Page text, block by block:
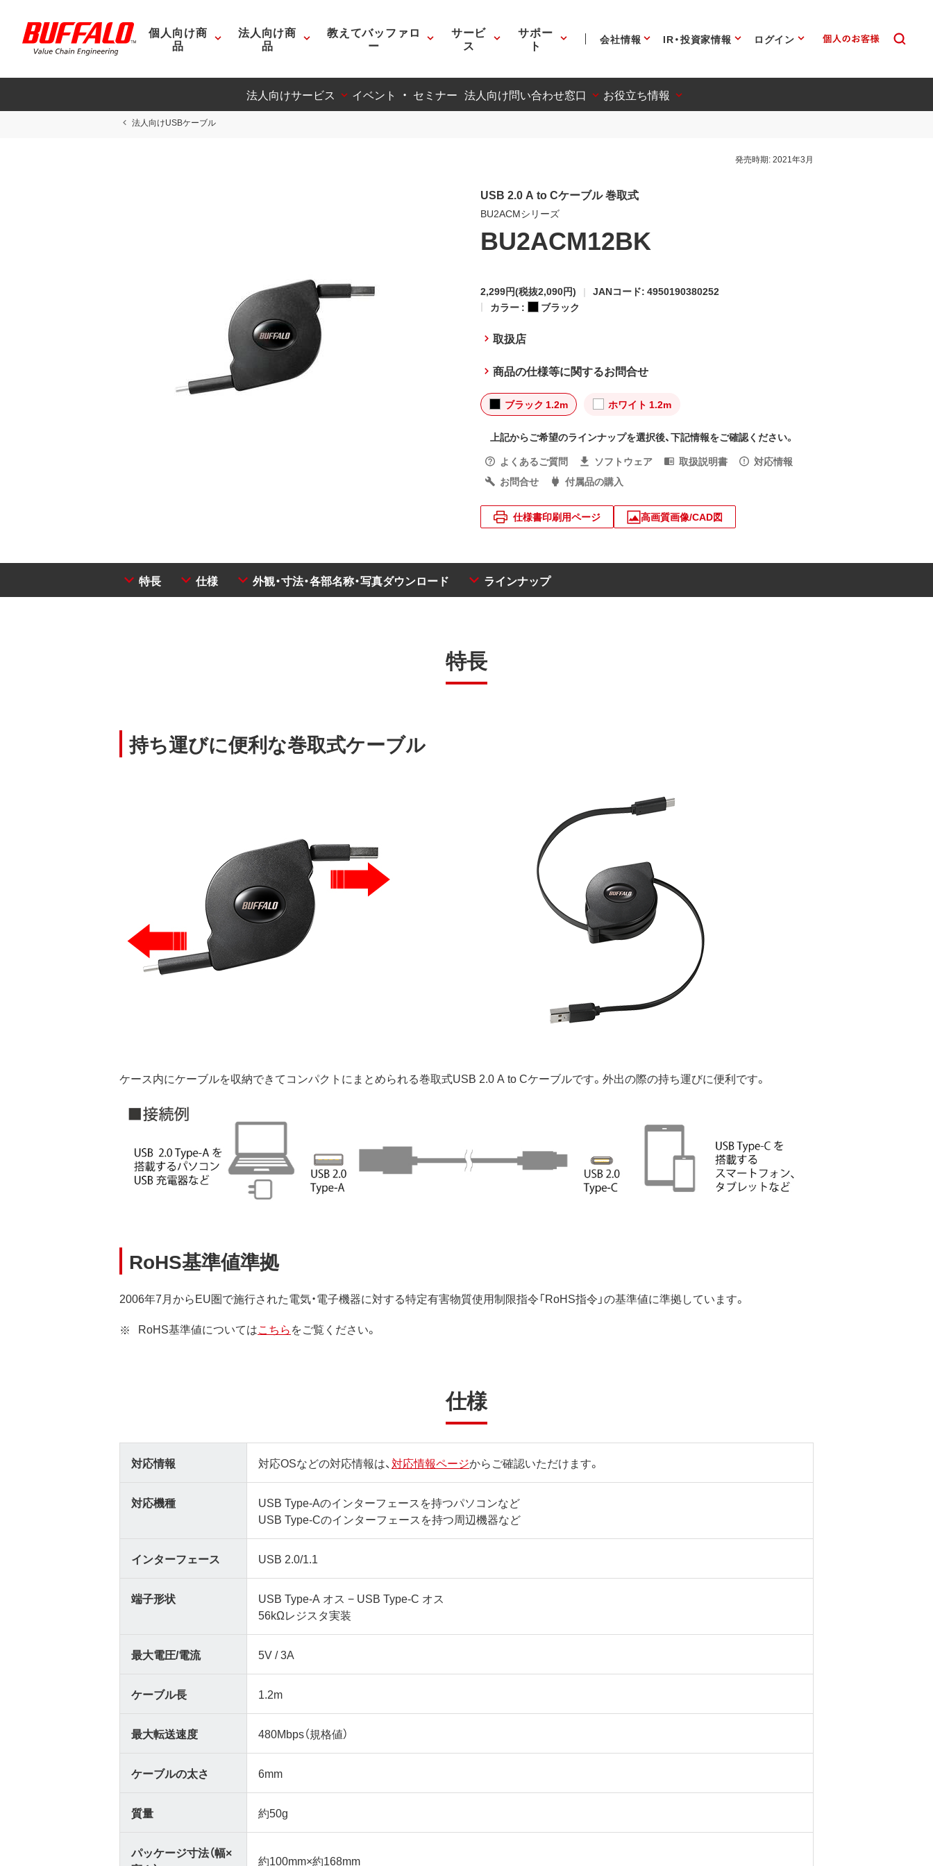
個人向け商
品
法人向け商
品
教えてバッファロ
ー
サービ
ス
サポー
ト 会社情報 IR・投資家情報 ログイン
法人向けサービス イベント ・ セミナー 法人向け問い合わせ窓口 お役立ち情報
法人向けUSBケーブル
発売時期:2021年3月
USB 2.0 A to Cケーブル 巻取式
BU2ACMシリーズ
BU2ACM12BK
2,299円(税抜2,090円)
JANコード: 4950190380252
カラー :
ブラック
取扱店
商品の仕様等に関するお問合せ
ブラック 1.2m ホワイト 1.2m
上記からご希望のラインナップを選択後、下記情報をご確認ください。
よくあるご質問
ソフトウェア 取扱説明書
対応情報
お問合せ
付属品の購入
仕様書印刷用ページ 高画質画像/CAD図
特長 仕様 外観・寸法・各部名称・写真ダウンロード ラインナップ
特長
持ち運びに便利な巻取式ケーブル
ケース内にケーブルを収納できてコンパクトにまとめられる巻取式USB 2.0 A to Cケーブルです。外出の際の持ち運びに便利です。
RoHS基準値準拠
2006年7月からEU圏で施行された電気・電子機器に対する特定有害物質使用制限指令「RoHS指令」の基準値に準拠しています。
RoHS基準値についてはこちらをご覧ください。
仕様
対応情報 対応OSなどの対応情報は、対応情報ページからご確認いただけます。
対応機種
USB Type-Aのインターフェースを持つパソコンなど
USB Type-Cのインターフェースを持つ周辺機器など
インターフェース USB 2.0/1.1
端子形状
USB Type-A オス − USB Type-C オス
56kΩレジスタ実装
最大電圧/電流 5V / 3A
ケーブル長 1.2m
最大転送速度 480Mbps（規格値）
ケーブルの太さ 6mm
質量 約50g
パッケージ寸法（幅×
約100mm×約168mm